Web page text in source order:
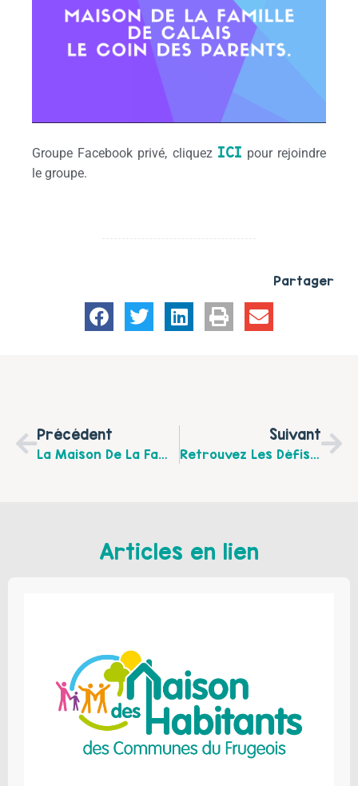
Groupe Facebook privé, cliquez ICI pour rejoindre
le groupe.
Partager
Précédent
La Maison De La Famille De Calais Réouvre Les Lieux D'Accueils Enfants Parents (Maison De La Famille, Crèche Familiale Rue Edouard Mamet Et Maison De La Petite Enfance Rue Du 11 Novembre. Réouverture De L'atelier Du Mercredi À La Maison De La Petite Enfance. Nombre De Places Limité, Inscription Au 03 21 97 60 73
Suivant
Retrouvez Les Défis Du CIAS D'Audruicq Tout Au Long De L'été : Tuto Bricolage, Cuisine, Réveils Musculaires.N'hésitez Pas À Nous Envoyer Des Photos De Vos Plus Belles Postures . Les Familles Qui Auront Participé Seront Récompensées À La Fin De L'été
Articles en lien